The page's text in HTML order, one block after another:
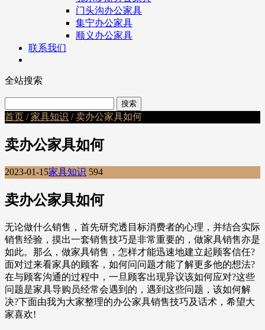
门头沟办公家具
集宁办公家具
顺义办公家具
联系我们
全站搜索
首页 /家具知识 / 卖办公家具如何
卖办公家具如何
2023-01-15家具知识 594
卖办公家具如何
无论做什么销售，首先研究透目标消费者的心理，并结合实际
销售经验，摸出一套销售技巧是非常重要的，做家具销售亦是
如此。那么，做家具销售，怎样才能迅速地建立起顾客信任?
面对过来看家具的顾客，如何问问题才能了解更多他的想法?
在与顾客沟通的过程中，一旦顾客出现异议该如何应对?这些
问题是家具导购员经常会遇到的，遇到这些问题，该如何解
决?下面由我为大家整理的办公家具销售技巧及话术，希望大
家喜欢!